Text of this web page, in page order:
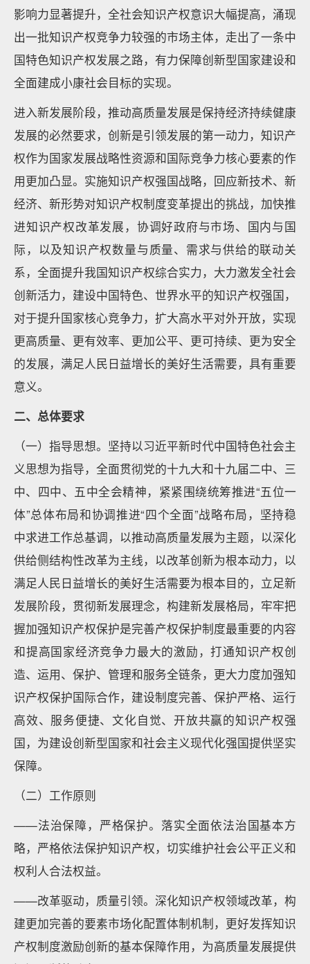
影响力显著提升，全社会知识产权意识大幅提高，涌现
出一批知识产权竞争力较强的市场主体，走出了一条中
国特色知识产权发展之路，有力保障创新型国家建设和
全面建成小康社会目标的实现。
进入新发展阶段，推动高质量发展是保持经济持续健康
发展的必然要求，创新是引领发展的第一动力，知识产
权作为国家发展战略性资源和国际竞争力核心要素的作
用更加凸显。实施知识产权强国战略，回应新技术、新
经济、新形势对知识产权制度变革提出的挑战，加快推
进知识产权改革发展，协调好政府与市场、国内与国
际，以及知识产权数量与质量、需求与供给的联动关
系，全面提升我国知识产权综合实力，大力激发全社会
创新活力，建设中国特色、世界水平的知识产权强国，
对于提升国家核心竞争力，扩大高水平对外开放，实现
更高质量、更有效率、更加公平、更可持续、更为安全
的发展，满足人民日益增长的美好生活需要，具有重要
意义。
二、总体要求
（一）指导思想。坚持以习近平新时代中国特色社会主
义思想为指导，全面贯彻党的十九大和十九届二中、三
中、四中、五中全会精神，紧紧围绕统筹推进“五位一
体”总体布局和协调推进“四个全面”战略布局，坚持稳
中求进工作总基调，以推动高质量发展为主题，以深化
供给侧结构性改革为主线，以改革创新为根本动力，以
满足人民日益增长的美好生活需要为根本目的，立足新
发展阶段，贯彻新发展理念，构建新发展格局，牢牢把
握加强知识产权保护是完善产权保护制度最重要的内容
和提高国家经济竞争力最大的激励，打通知识产权创
造、运用、保护、管理和服务全链条，更大力度加强知
识产权保护国际合作，建设制度完善、保护严格、运行
高效、服务便捷、文化自觉、开放共赢的知识产权强
国，为建设创新型国家和社会主义现代化强国提供坚实
保障。
（二）工作原则
——法治保障，严格保护。落实全面依法治国基本方
略，严格依法保护知识产权，切实维护社会公平正义和
权利人合法权益。
——改革驱动，质量引领。深化知识产权领域改革，构
建更加完善的要素市场化配置体制机制，更好发挥知识
产权制度激励创新的基本保障作用，为高质量发展提供